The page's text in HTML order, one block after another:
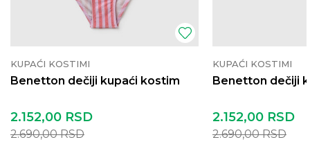
KUPAĆI KOSTIMI
Benetton dečiji kupaći kostim
2.152,00 RSD
2.690,00RSD
KUPAĆI KOSTIMI
Benetton dečiji
2.152,00 RSD
2.690,00RSD